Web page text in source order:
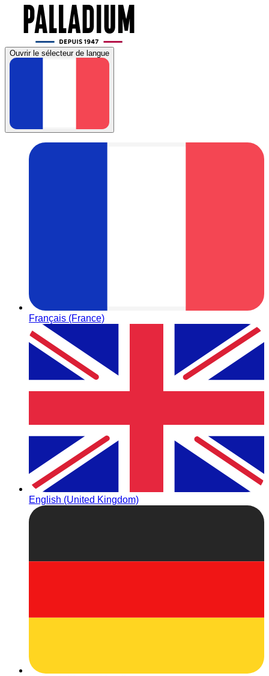
Ouvrir le sélecteur de langue
Français (France)
English (United Kingdom)